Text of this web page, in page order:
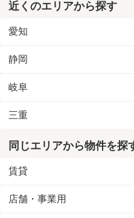
近くのエリアから探す
愛知
静岡
岐阜
三重
同じエリアから物件を探
賃貸
店舗・事業用